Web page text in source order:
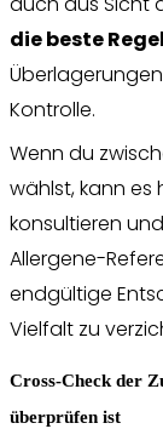
die beste
Kontrolle.
Wenn du
wählst, kann es
konsultieren
Allergene-
endgültige
Vielfalt zu
Cross-Check der
überprüfen ist